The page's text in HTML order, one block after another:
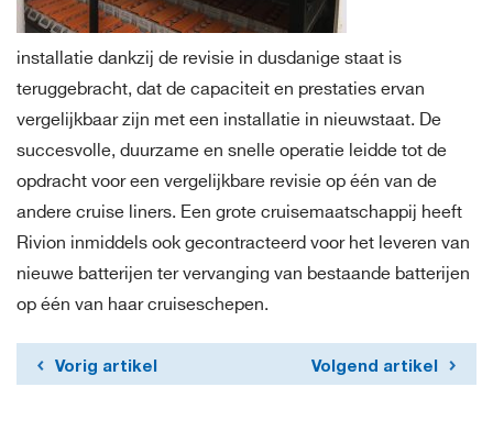
installatie dankzij de revisie in dusdanige staat is
teruggebracht, dat de capaciteit en prestaties ervan
vergelijkbaar zijn met een installatie in nieuwstaat. De
succesvolle, duurzame en snelle operatie leidde tot de
opdracht voor een vergelijkbare revisie op één van de
andere cruise liners. Een grote cruisemaatschappij heeft
Rivion inmiddels ook gecontracteerd voor het leveren van
nieuwe batterijen ter vervanging van bestaande batterijen
op één van haar cruiseschepen.
Vorig artikel Volgend artikel